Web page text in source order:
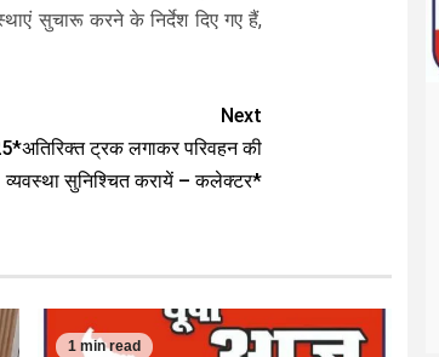
सुचारू करने के निर्देश दिए गए हैं,
Next
ट्रक लगाकर परिवहन की
व्यवस्था सुनिश्चित करायें – कलेक्टर*
1 min read